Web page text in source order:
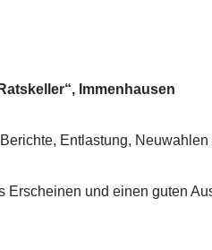
Immenhausen
Entlastung,
Erscheinen und einen guten